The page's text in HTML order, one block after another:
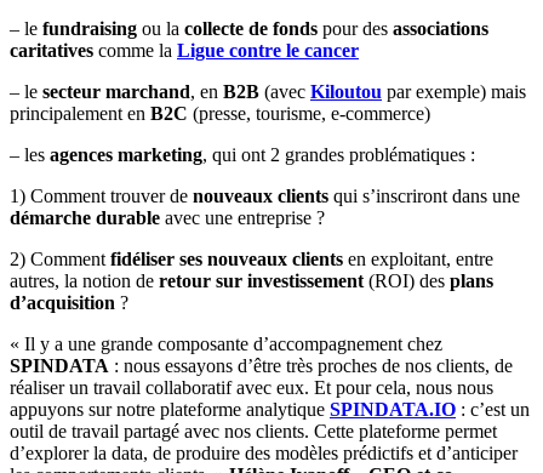
– le fundraising ou la collecte de fonds pour des associations
caritatives comme la Ligue contre le cancer
– le secteur marchand, en B2B (avec Kiloutou par exemple) mais
principalement en B2C (presse, tourisme, e-commerce)
– les agences marketing, qui ont 2 grandes problématiques :
1) Comment trouver de nouveaux clients qui s’inscriront dans une
démarche durable avec une entreprise ?
2) Comment fidéliser ses nouveaux clients en exploitant, entre
autres, la notion de retour sur investissement (ROI) des plans
d’acquisition ?
« Il y a une grande composante d’accompagnement chez
SPINDATA : nous essayons d’être très proches de nos clients, de
réaliser un travail collaboratif avec eux. Et pour cela, nous nous
appuyons sur notre plateforme analytique SPINDATA.IO : c’est un
outil de travail partagé avec nos clients. Cette plateforme permet
d’explorer la data, de produire des modèles prédictifs et d’anticiper